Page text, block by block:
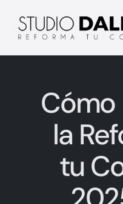
Cómo
la
tu